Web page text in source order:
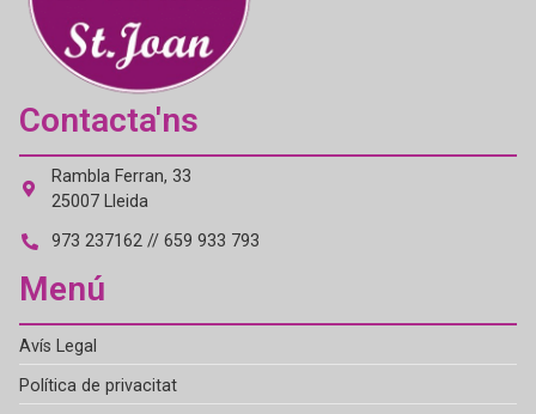
Contacta'ns
Rambla Ferran, 33
25007 Lleida
973 237162 // 659 933 793
Menú
Avís Legal
Política de privacitat